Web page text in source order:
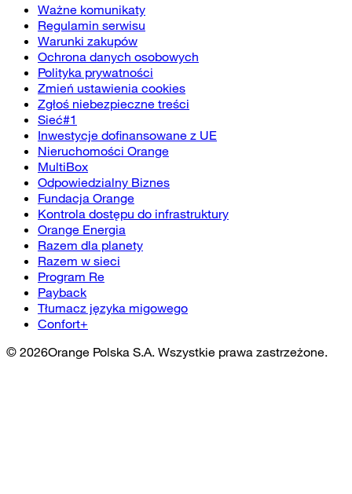
Ważne komunikaty
Regulamin serwisu
Warunki zakupów
Ochrona danych osobowych
Polityka prywatności
Zmień ustawienia cookies
Zgłoś niebezpieczne treści
Sieć#1
Inwestycje dofinansowane z UE
Nieruchomości Orange
MultiBox
Odpowiedzialny Biznes
Fundacja Orange
Kontrola dostępu do infrastruktury
Orange Energia
Razem dla planety
Razem w sieci
Program Re
Payback
Tłumacz języka migowego
Confort+
© 2026Orange Polska S.A. Wszystkie prawa zastrzeżone.